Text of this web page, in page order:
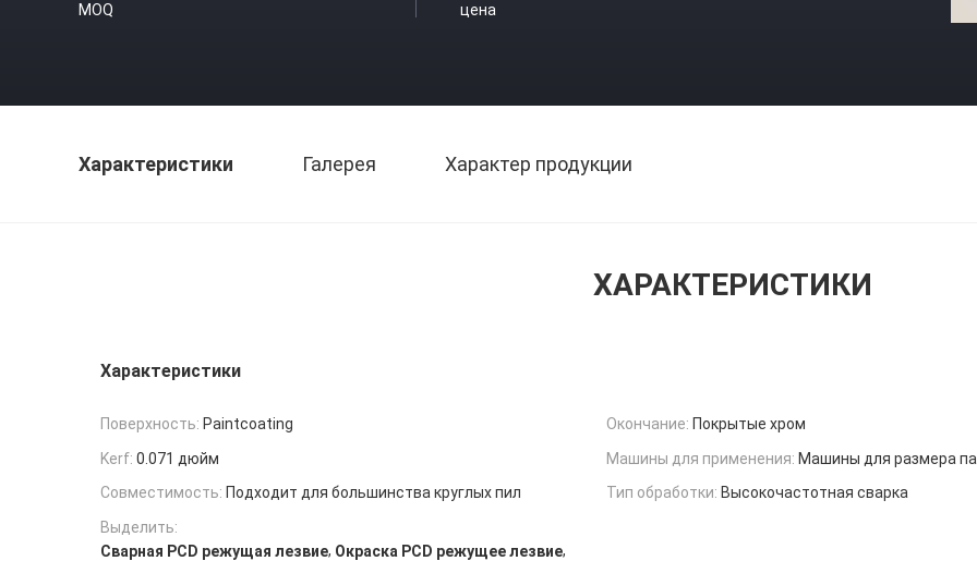
MOQ цена
Характеристики Галерея Характер продукции
ХАРАКТЕРИСТИКИ
Характеристики
Поверхность: Paintcoating Окончание: Покрытые хром
Kerf: 0.071 дюйм Машины для применения: Машины для размера
Совместимость: Подходит для большинства круглых пил Тип обработки: Высокочастотная сварка
Выделить:
Сварная PCD режущая лезвие, Окраска PCD режущее лезвие,